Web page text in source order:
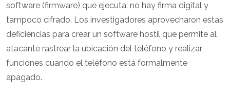
software (firmware) que ejecuta: no hay firma digital y
tampoco cifrado. Los investigadores aprovecharon estas
deficiencias para crear un software hostil que permite al
atacante rastrear la ubicación del teléfono y realizar
funciones cuando el teléfono está formalmente
apagado.